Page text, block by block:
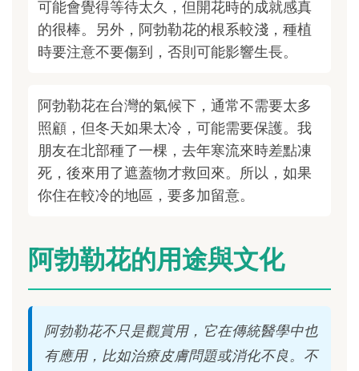
可能會覺得等待太久，但開花時的成就感真
的很棒。另外，阿勃勒花的根系較淺，種植
時要注意不要傷到，否則可能影響生長。
阿勃勒花在台灣的氣候下，通常不需要太多
照顧，但冬天如果太冷，可能需要保護。我
朋友在北部種了一棵，去年寒流來時差點凍
死，後來用了遮蓋物才救回來。所以，如果
你住在較冷的地區，要多加留意。
阿勃勒花的用途與文化
阿勃勒花不只是觀賞用，它在傳統醫學中也
有應用，比如治療皮膚問題或消化不良。不